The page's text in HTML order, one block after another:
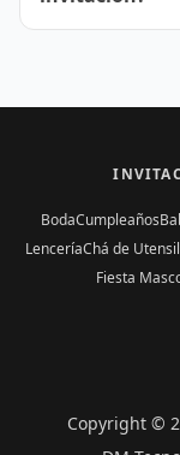
BodaCumpleaños
LenceríaChá de
Fiesta
Copyright ©